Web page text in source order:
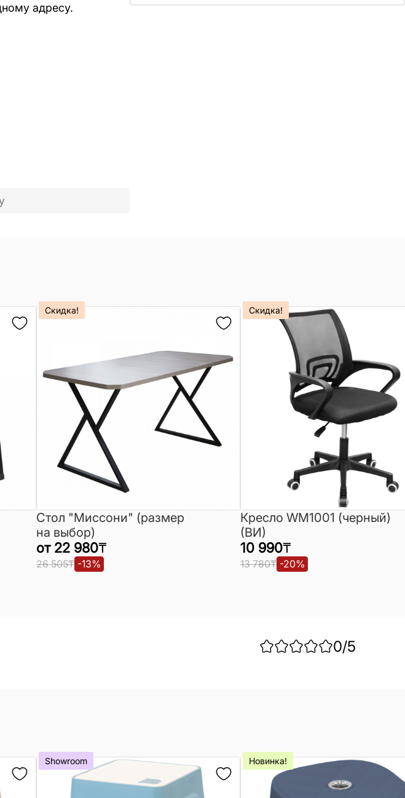
адресу.
Скидка!
Стол "Миссони" (размер
на выбор)
от 22 980₸
26 505₸ -13%
Скидка!
Кресло WM1001 (черный)
(ВИ)
10 990₸
13 780₸ -20%
0/5
Showroom Новинка!